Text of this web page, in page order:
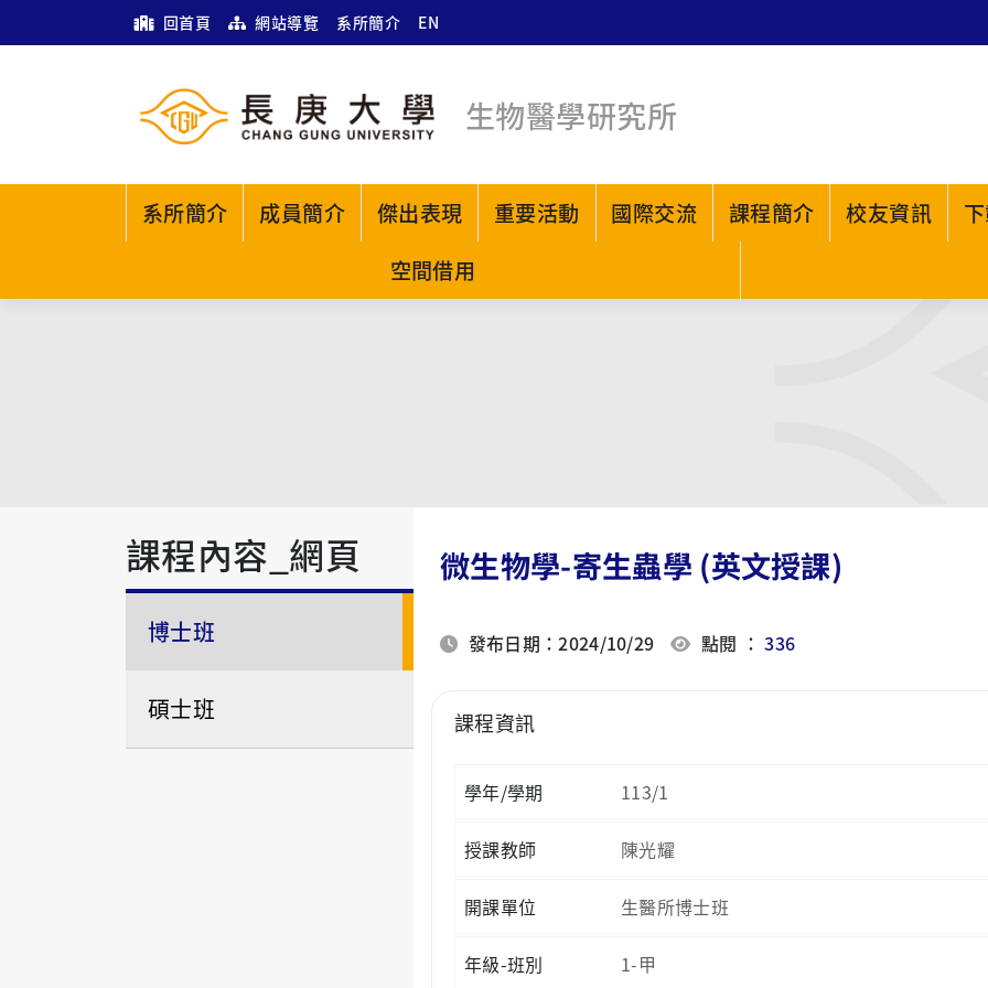
回首頁 網站導覽 系所簡介 EN
生物醫學研究所
系所簡介 成員簡介 傑出表現 重要活動 國際交流 課程簡介 校友資訊
空間借用
課程內容_網頁
博士班
碩士班
微生物學-寄生蟲學 (英文授課)
發布日期：2024/10/29 點閱 ：336
課程資訊
學年/學期 113/1
授課教師 陳光耀
開課單位 生醫所博士班
年級-班別 1-甲